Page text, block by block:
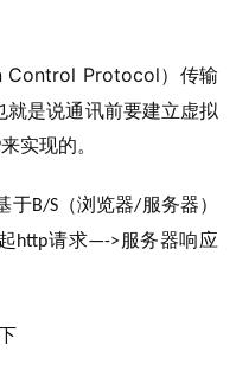
Control Protocol）传输
是说通讯前要建立虚拟
来实现的。
于B/S（浏览器/服务器）
http请求—->服务器响应